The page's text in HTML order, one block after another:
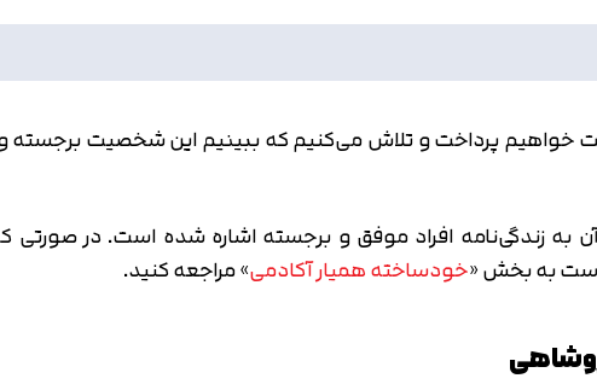
است خواهیم پرداخت و تلاش می‌کنیم که ببینیم این شخصیت
زندگی‌نامه افراد موفق و برجسته اشاره شده است. در صورتی
است به بخش «خودساخته همیار آکادمی» مراجعه کنید.